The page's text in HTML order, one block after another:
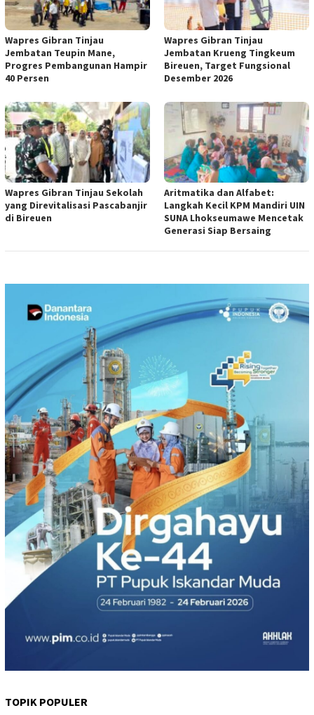
Wapres Gibran Tinjau
Jembatan Teupin Mane,
Progres Pembangunan Hampir
40 Persen
Wapres Gibran Tinjau
Jembatan Krueng Tingkeum
Bireuen, Target Fungsional
Desember 2026
Wapres Gibran Tinjau Sekolah
yang Direvitalisasi Pascabanjir
di Bireuen
Aritmatika dan Alfabet:
Langkah Kecil KPM Mandiri UIN
SUNA Lhokseumawe Mencetak
Generasi Siap Bersaing
TOPIK POPULER